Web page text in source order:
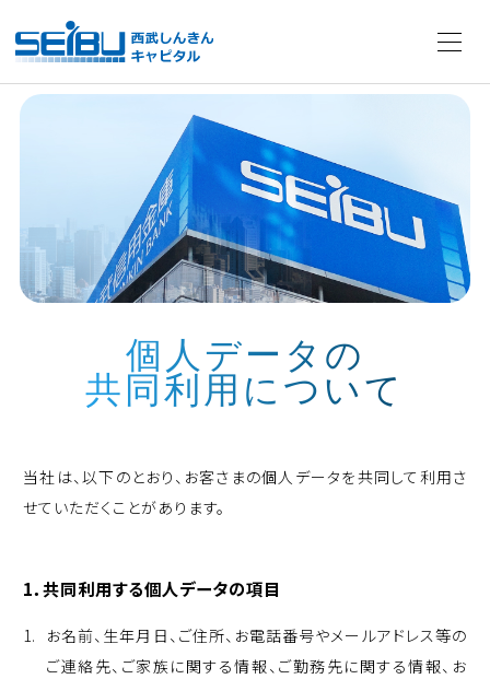
個人データの
共同利用について
当社は、以下のとおり、お客さまの個人データを共同して利用さ
せていただくことがあります。
1．共同利用する個人データの項目
お名前、生年月日、ご住所、お電話番号やメールアドレス等の
ご連絡先、ご家族に関する情報、ご勤務先に関する情報、お